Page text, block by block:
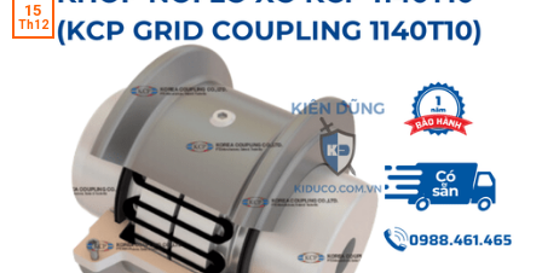
15
Th12